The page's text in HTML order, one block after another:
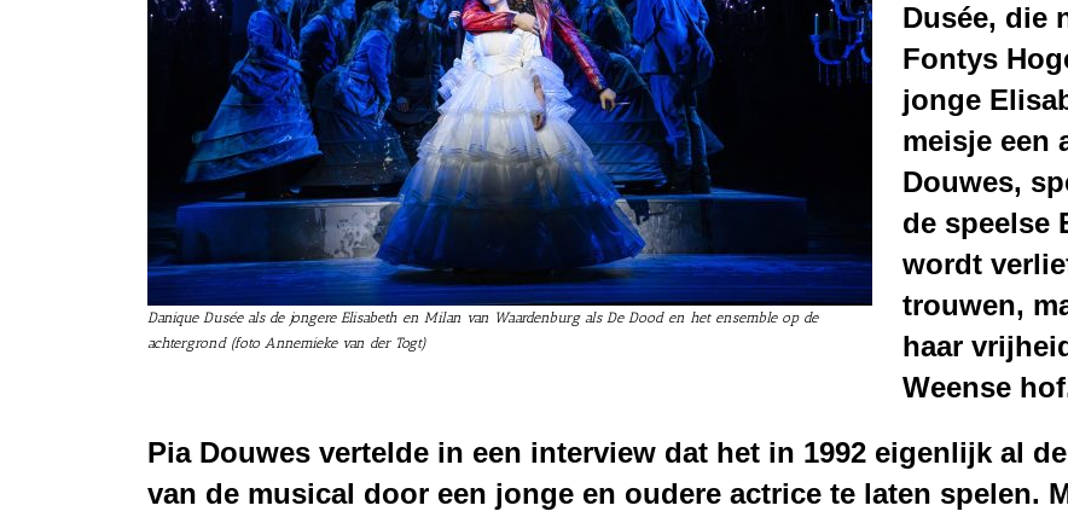
Danique Dusée als de jongere Elisabeth en Milan van Waardenburg als De Dood en het ensemble op de
achtergrond (foto Annemieke van der Togt)
Dusée, die
Fontys
jonge
meisje een
Douwes,
de speelse
wordt
trouwen,
haar
Weense
Pia Douwes vertelde in een interview dat het in 1992 eigenlijk al
van de musical door een jonge en oudere actrice te laten spelen.